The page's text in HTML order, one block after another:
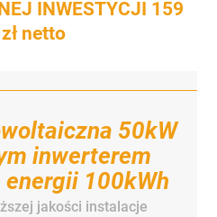
INWESTYCJI 159
netto
50kW
inwerterem
100kWh
jakości instalacje